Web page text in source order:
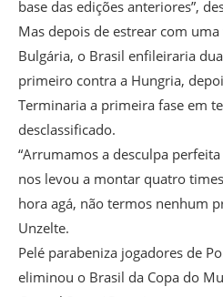
base das edições anteriores”,
Mas depois de estrear com
Bulgária, o Brasil enfileiraria
primeiro contra a Hungria,
Terminaria a primeira fase em
desclassificado.
“Arrumamos a desculpa
nos levou a montar quatro
hora agá, não termos nenhum
Unzelte.
Pelé parabeniza jogadores de
eliminou o Brasil da Copa do